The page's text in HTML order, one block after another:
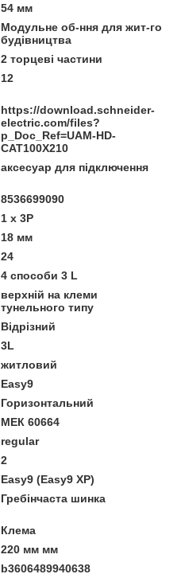
54 мм
Модульне об-ння для жит-го
будівництва
2 торцеві частини
12
https://download.schneider-
electric.com/files?
p_Doc_Ref=UAM-HD-
CAT100X210
аксесуар для підключення
8536699090
1 x 3P
18 мм
24
4 способи 3 L
верхній на клеми
тунельного типу
Відрізний
3L
житловий
Easy9
Горизонтальний
МЕК 60664
regular
2
Easy9 (Easy9 XP)
Гребінчаста шинка
Клема
220 мм мм
b3606489940638